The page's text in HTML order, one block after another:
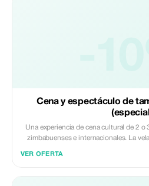
Cena y espectáculo de
Una experiencia de cena cultural de 2
zimbabuenses e internacionales. La
VER OFERTA